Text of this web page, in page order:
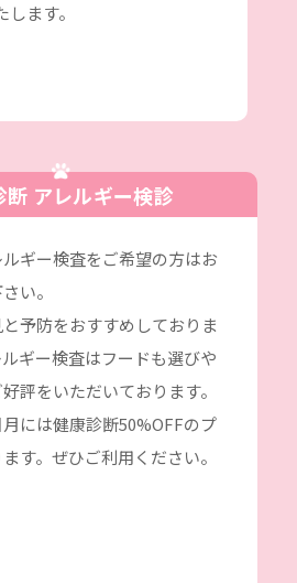
ます。
断 アレルギー検診
ギー検査をご希望の方はお
い。
予防をおすすめしておりま
ギー検査はフードも選びや
評をいただいております。
には健康診断50%OFFのプ
す。ぜひご利用ください。